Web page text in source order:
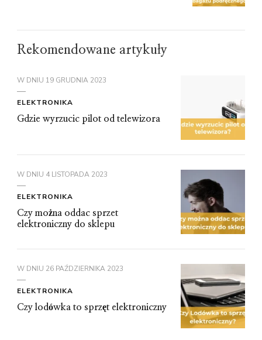
Rekomendowane artykuły
W DNIU 19 GRUDNIA 2023
ELEKTRONIKA
Gdzie wyrzucic pilot od telewizora
W DNIU 4 LISTOPADA 2023
ELEKTRONIKA
Czy można oddac sprzet
elektroniczny do sklepu
W DNIU 26 PAŹDZIERNIKA 2023
ELEKTRONIKA
Czy lodówka to sprzęt elektroniczny